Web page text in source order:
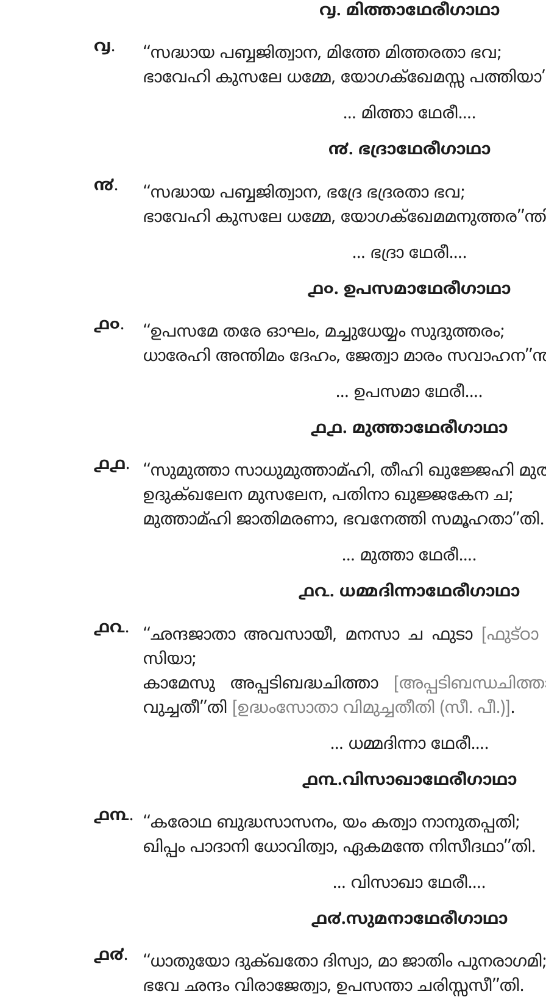
൮. മിത്താഥേരീഗാഥാ
൮.
‘‘സദ്ധായ പബ്ബജിത്വാന, മിത്തേ മിത്തരതാ ഭവ;
ഭാവേഹി കുസലേ ധമ്മേ, യോഗക്ഖേമസ്സ
… മിത്താ ഥേരീ….
൯. ഭദ്രാഥേരീഗാഥാ
൯.
‘‘സദ്ധായ പബ്ബജിത്വാന, ഭദ്രേ ഭദ്രരതാ ഭവ;
ഭാവേഹി കുസലേ ധമ്മേ,
… ഭദ്രാ ഥേരീ….
൧൦. ഉപസമാഥേരീഗാഥാ
൧൦.
‘‘ഉപസമേ തരേ ഓഘം, മച്ചുധേയ്യം സുദുത്തരം;
ധാരേഹി അന്തിമം ദേഹം, ജേത്വാ മാരം
… ഉപസമാ ഥേരീ….
൧൧. മുത്താഥേരീഗാഥാ
൧൧. ‘‘സുമുത്താ സാധുമുത്താമ്ഹി, തീഹി ഖുജ്ജേഹി
ഉദുക്ഖലേന മുസലേന, പതിനാ ഖുജ്ജകേന ച;
മുത്താമ്ഹി ജാതിമരണാ, ഭവനേത്തി സമൂഹതാ’’തി.
… മുത്താ ഥേരീ….
൧൨. ധമ്മദിന്നാഥേരീഗാഥാ
൧൨. ‘‘ഛന്ദജാതാ അവസായീ, മനസാ ച ഫുടാ
സിയാ;
കാമേസു അപ്പടിബദ്ധചിത്താ
വുച്ചതീ’’തി [ഉദ്ധംസോതാ വിമുച്ചതീതി (സീ. പീ.)] .
… ധമ്മദിന്നാ ഥേരീ….
൧൩.വിസാഖാഥേരീഗാഥാ
൧൩. ‘‘കരോഥ ബുദ്ധസാസനം, യം കത്വാ നാനുതപ്പതി;
ഖിപ്പം പാദാനി ധോവിത്വാ, ഏകമന്തേ നിസീദഥാ’’തി.
… വിസാഖാ ഥേരീ….
൧൪.സുമനാഥേരീഗാഥാ
൧൪.
‘‘ധാതുയോ ദുക്ഖതോ ദിസ്വാ, മാ ജാതിം പുനരാഗമി;
ഭവേ ഛന്ദം വിരാജേത്വാ, ഉപസന്താ ചരിസ്സസീ’’തി.